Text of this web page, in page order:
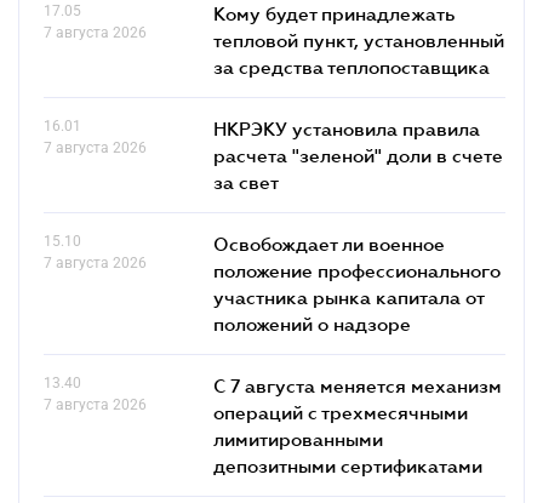
17.05
7 августа 2026
Кому будет принадлежать
тепловой пункт, установленный
за средства теплопоставщика
16.01
7 августа 2026
НКРЭКУ установила правила
расчета "зеленой" доли в счете
за свет
15.10
7 августа 2026
Освобождает ли военное
положение профессионального
участника рынка капитала от
положений о надзоре
13.40
7 августа 2026
С 7 августа меняется механизм
операций с трехмесячными
лимитированными
депозитными сертификатами